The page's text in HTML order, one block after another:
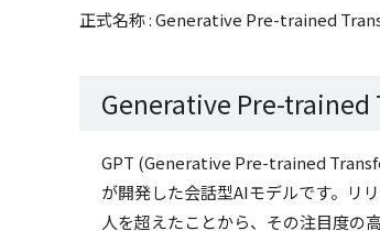
正式名称 : Generative Pre-trained
Generative Pre-trained
GPT (Generative Pre-trained
が開発した会話型AIモデルです。リ
人を超えたことから、その注目度の